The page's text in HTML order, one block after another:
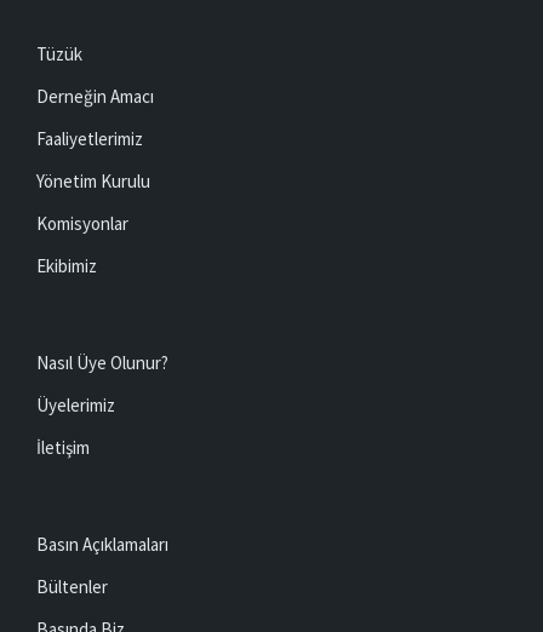
Tüzük
Derneğin Amacı
Faaliyetlerimiz
Yönetim Kurulu
Komisyonlar
Ekibimiz
Nasıl Üye Olunur?
Üyelerimiz
İletişim
Basın Açıklamaları
Bültenler